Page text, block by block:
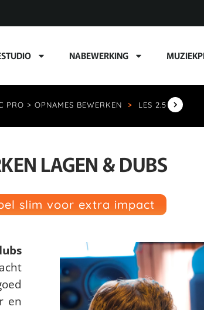
NABEWERKING
PRO > OPNAMES BEWERKEN > LES 2.5
LAGEN & DUBS
slim voor extra impact
en